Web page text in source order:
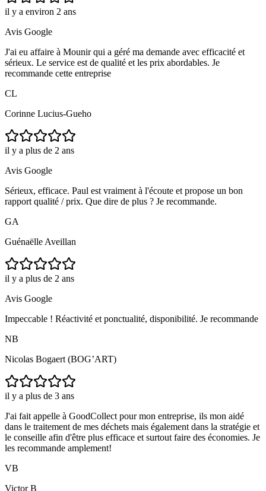
il y a environ 2 ans
Avis Google
J'ai eu affaire à Mounir qui a géré ma demande avec efficacité et
sérieux. Le service est de qualité et les prix abordables. Je
recommande cette entreprise
CL
Corinne Lucius-Gueho
il y a plus de 2 ans
Avis Google
Sérieux, efficace. Paul est vraiment à l'écoute et propose un bon
rapport qualité / prix. Que dire de plus ? Je recommande.
GA
Guénaëlle Aveillan
il y a plus de 2 ans
Avis Google
Impeccable ! Réactivité et ponctualité, disponibilité. Je recommande
NB
Nicolas Bogaert (BOG’ART)
il y a plus de 3 ans
J'ai fait appelle à GoodCollect pour mon entreprise, ils mon aidé
dans le traitement de mes déchets mais également dans la stratégie et
le conseille afin d'être plus efficace et surtout faire des économies. Je
les recommande amplement!
VB
Victor B